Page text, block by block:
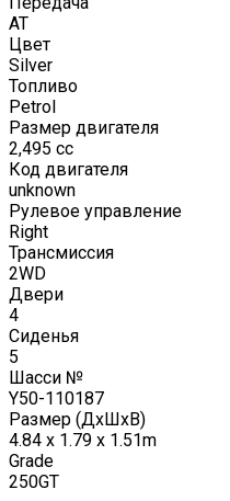
AT
Цвет
Silver
Топливо
Petrol
Размер двигателя
2,495 cc
Код двигателя
unknown
Рулевое управление
Right
Трансмиссия
2WD
Двери
4
Сиденья
5
Шасси №
Y50-110187
Размер (ДxШxВ)
4.84 x 1.79 x 1.51m
Grade
250GT